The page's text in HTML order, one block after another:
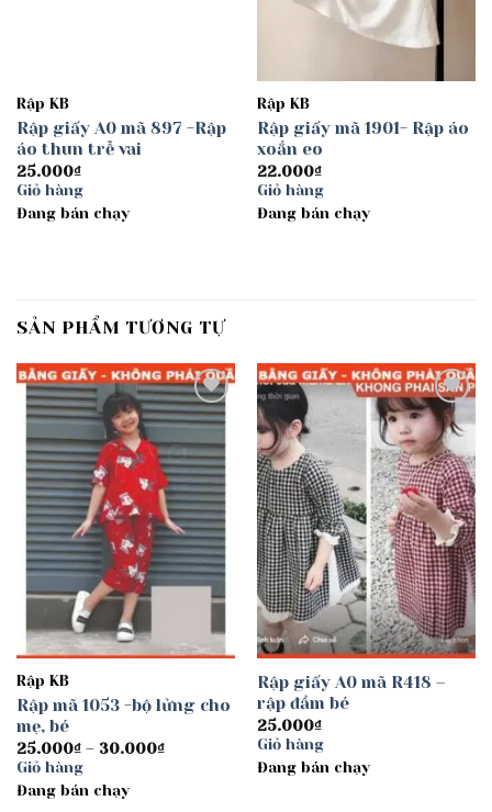
Rập KB
Rập giấy A0 mã 897 -Rập
áo thun trễ vai
25.000₫
Giỏ hàng
Đang bán chạy
Rập KB
Rập giấy mã 1901- Rập áo
xoắn eo
22.000₫
Giỏ hàng
Đang bán chạy
SẢN PHẨM TƯƠNG TỰ
Add to
Rập KB
Rập mã 1053 -bộ lửng cho
mẹ, bé
25.000₫ – 30.000₫Khoảng
Giỏ hàng
Đang bán chạy
Add to
wishlist
Rập giấy A0 mã R418 –
rập đầm bé
25.000₫
Giỏ hàng
Đang bán chạy